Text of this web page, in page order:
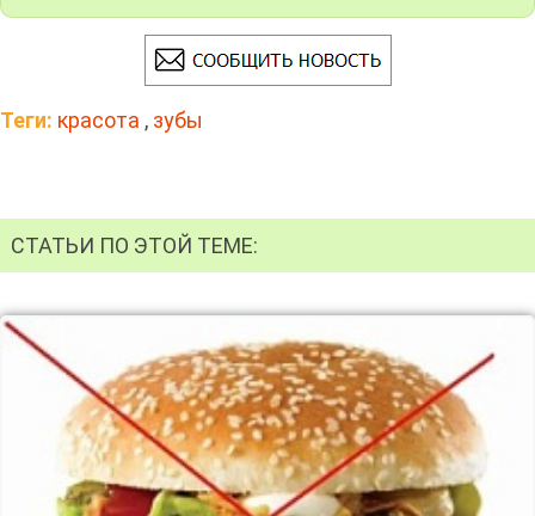
Теги: красота , зубы
СТАТЬИ ПО ЭТОЙ ТЕМЕ: